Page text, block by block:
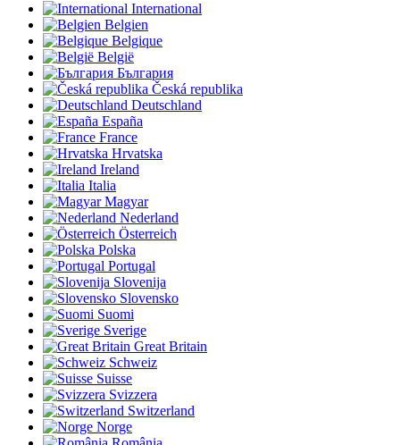
International
Belgien
Belgique
België
България
Česká republika
Deutschland
España
France
Hrvatska
Ireland
Italia
Magyar
Nederland
Österreich
Polska
Portugal
Slovenija
Slovensko
Suomi
Sverige
Great Britain
Schweiz
Suisse
Svizzera
Switzerland
Norge